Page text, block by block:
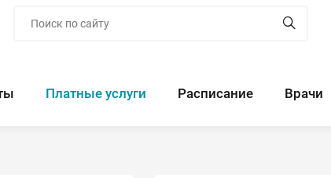
Платные услуги Расписание Врачи